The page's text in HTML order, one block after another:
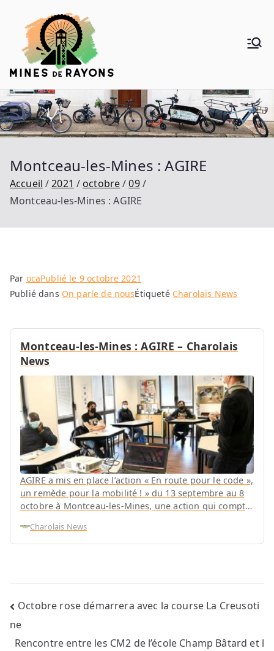
contenu
Rayons
Montceau-les-Mines : AGIRE
Accueil 2021 octobre
09
Montceau-les-Mines : AGIRE
Par ocaPublié le 9 octobre 2021
Publié dans On parle de nousÉtiqueté Charolais News
Montceau-les-Mines : AGIRE – Charolais
News
AGIRE a mis en place l’action « En route pour le code »,
un remède pour la mobilité ! » du 13 septembre au 8
octobre à Montceau-les-Mines, une action qui compte
est une étape dans le parcours d’insertion
professionnelle. C’est un frein qu’il faut […]
Charolais News
Navigation
de
Octobre rose démarrera avec la course La Creusoti
ne
Rencontre entre les CM2 de l’école Champ Bâtard et l